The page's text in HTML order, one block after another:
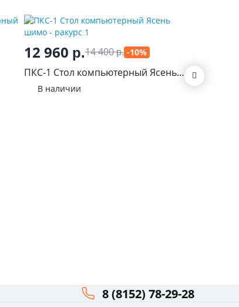
12 960 р.14 400р. -10%
ПКС-1 Стол компьютерный Ясень
шимо
В наличии
8 (8152) 78-29-28